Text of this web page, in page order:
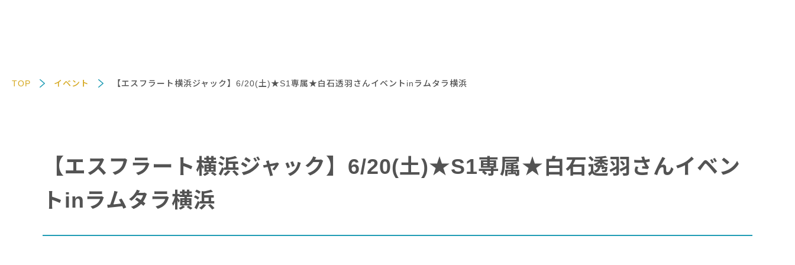
TOP イベント 【エスフラート横浜ジャック】6/20(土)★S1専属★白石透羽さんイベントinラムタラ横浜
【エスフラート横浜ジャック】6/20(土)★S1専属★白石透羽さんイベン
トinラムタラ横浜